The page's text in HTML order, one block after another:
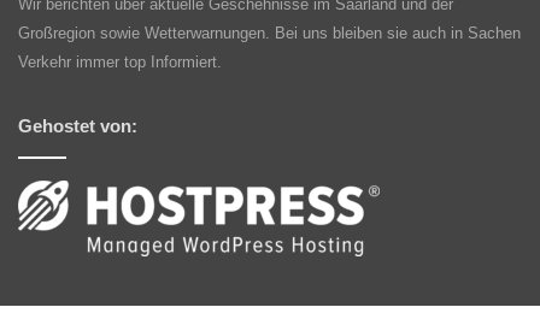
Wir berichten über aktuelle Geschehnisse im Saarland und der
Großregion sowie Wetterwarnungen. Bei uns bleiben sie auch in Sachen
Verkehr immer top Informiert.
Gehostet von: